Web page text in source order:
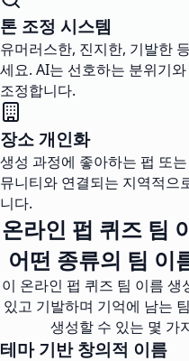
톤 조정 시스템
유머러스한, 진지한, 기발한
세요. AI는 선호하는 분위기
조정합니다.
장소 개인화
생성 과정에 좋아하는 펍 또
뮤니티와 연결되는 지역적으
니다.
온라인 펍 퀴즈 팀
어떤 종류의 팀 이
이 온라인 펍 퀴즈 팀 이름
있고 기발하며 기억에 남는
생성할 수 있는 몇 가
테마 기반 창의적 이름